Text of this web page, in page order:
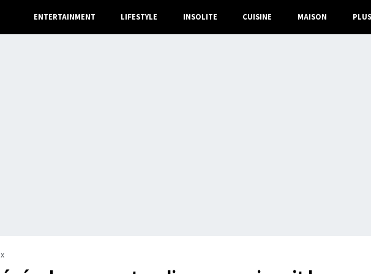
ENTERTAINMENT LIFESTYLE INSOLITE CUISINE MAISON PLUS